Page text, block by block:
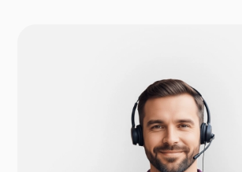
Opencart